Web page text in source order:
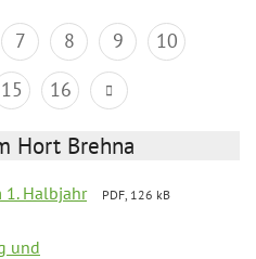
7 8 9
10
15 16
Hort Brehna
1. Halbjahr
PDF, 126 kB
und